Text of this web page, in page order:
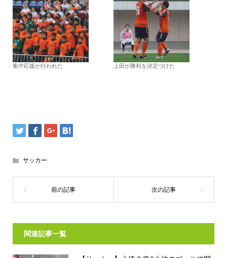
集中応援が行われた 上田が勝利を決定づけた
サッカー
関連記事一覧